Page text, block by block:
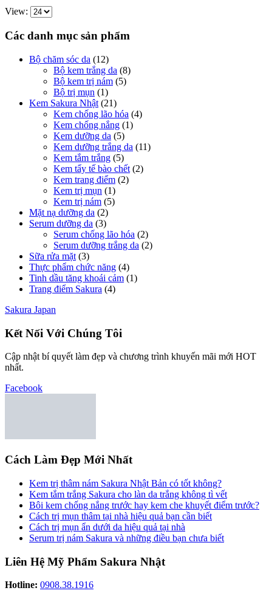
View:
Các danh mục sản phẩm
Bộ chăm sóc da (12)
Bộ kem trắng da (8)
Bộ kem trị nám (5)
Bộ trị mụn (1)
Kem Sakura Nhật (21)
Kem chống lão hóa (4)
Kem chống nắng (1)
Kem dưỡng da (5)
Kem dưỡng trắng da (11)
Kem tắm trắng (5)
Kem tẩy tế bào chết (2)
Kem trang điểm (2)
Kem trị mụn (1)
Kem trị nám (5)
Mặt nạ dưỡng da (2)
Serum dưỡng da (3)
Serum chống lão hóa (2)
Serum dưỡng trắng da (2)
Sữa rửa mặt (3)
Thực phẩm chức năng (4)
Tinh dầu tăng khoái cảm (1)
Trang điểm Sakura (4)
Sakura Japan
Kết Nối Với Chúng Tôi
Cập nhật bí quyết làm đẹp và chương trình khuyến mãi mới HOT
nhất.
Facebook
Cách Làm Đẹp Mới Nhất
Kem trị thâm nám Sakura Nhật Bản có tốt không?
Kem tắm trắng Sakura cho làn da trắng không tì vết
Bôi kem chống nắng trước hay kem che khuyết điểm trước?
Cách trị mụn thâm tại nhà hiệu quả bạn cần biết
Cách trị mụn ẩn dưới da hiệu quả tại nhà
Serum trị nám Sakura và những điều bạn chưa biết
Liên Hệ Mỹ Phẩm Sakura Nhật
Hotline: 0908.38.1916